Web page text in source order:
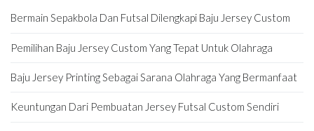
Bermain Sepakbola Dan Futsal Dilengkapi Baju Jersey Custom
Pemilihan Baju Jersey Custom Yang Tepat Untuk Olahraga
Baju Jersey Printing Sebagai Sarana Olahraga Yang Bermanfaat
Keuntungan Dari Pembuatan Jersey Futsal Custom Sendiri